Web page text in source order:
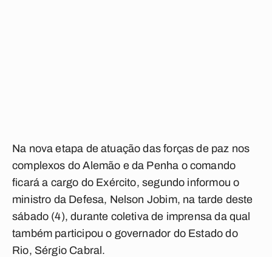
Na nova etapa de atuação das forças de paz nos
complexos do Alemão e da Penha o comando
ficará a cargo do Exército, segundo informou o
ministro da Defesa, Nelson Jobim, na tarde deste
sábado (4), durante coletiva de imprensa da qual
também participou o governador do Estado do
Rio, Sérgio Cabral.